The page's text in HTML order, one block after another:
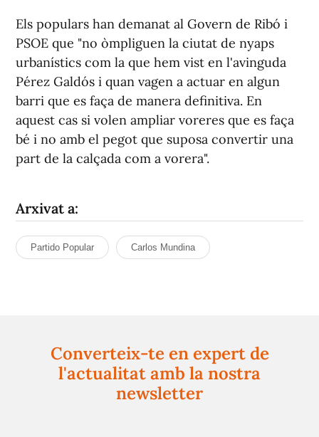
Els populars han demanat al Govern de Ribó i
PSOE que "no òmpliguen la ciutat de nyaps
urbanístics com la que hem vist en l'avinguda
Pérez Galdós i quan vagen a actuar en algun
barri que es faça de manera definitiva. En
aquest cas si volen ampliar voreres que es faça
bé i no amb el pegot que suposa convertir una
part de la calçada com a vorera".
Arxivat a:
Partido Popular Carlos Mundina
Converteix-te en expert de
l'actualitat amb la nostra
newsletter